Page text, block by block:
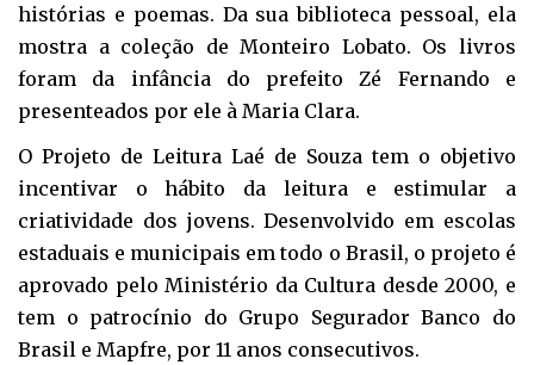
histórias e poemas. Da sua biblioteca pessoal, ela
mostra a coleção de Monteiro Lobato. Os livros
foram da infância do prefeito Zé Fernando e
presenteados por ele à Maria Clara.
O Projeto de Leitura Laé de Souza tem o objetivo
incentivar o hábito da leitura e estimular a
criatividade dos jovens. Desenvolvido em escolas
estaduais e municipais em todo o Brasil, o projeto é
aprovado pelo Ministério da Cultura desde 2000, e
tem o patrocínio do Grupo Segurador Banco do
Brasil e Mapfre, por 11 anos consecutivos.